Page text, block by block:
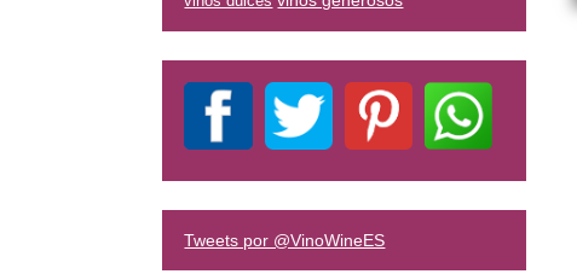
Tweets por @VinoWineES